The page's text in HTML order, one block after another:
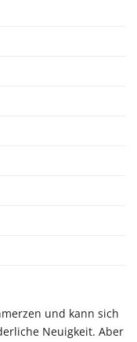
und kann sich
Neuigkeit. Aber